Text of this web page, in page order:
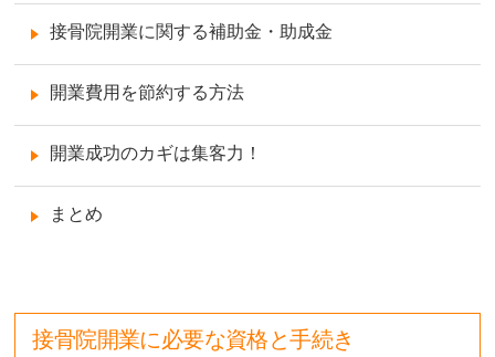
接骨院開業に関する補助金・助成金
開業費用を節約する方法
開業成功のカギは集客力！
まとめ
接骨院開業に必要な資格と手続き